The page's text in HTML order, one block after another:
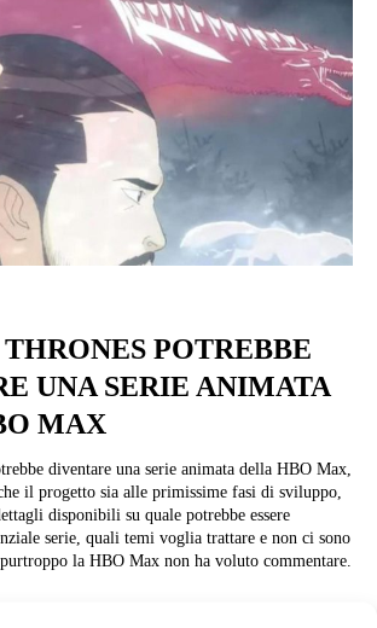
POTREBBE
UNA SERIE ANIMATA
MAX
diventare una serie animata della HBO Max,
il progetto sia alle primissime fasi di sviluppo,
disponibili su quale potrebbe essere
serie, quali temi voglia trattare e non ci sono
la HBO Max non ha voluto commentare.